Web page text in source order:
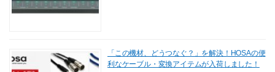
「この機材、どうつなぐ？」を解決！HOSAの便
利なケーブル・変換アイテムが入荷しました！